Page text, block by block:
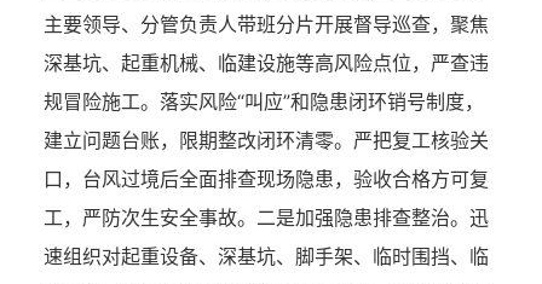
主要领导、分管负责人带班分片开展督导巡查，聚焦
深基坑、起重机械、临建设施等高风险点位，严查违
规冒险施工。落实风险“叫应”和隐患闭环销号制度，
建立问题台账，限期整改闭环清零。严把复工核验关
口，台风过境后全面排查现场隐患，验收合格方可复
工，严防次生安全事故。 二是加强隐患排查整治。 迅
速组织对起重设备、深基坑、脚手架、临时围挡、临